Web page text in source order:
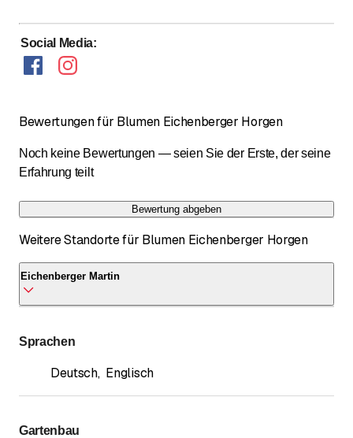
Social Media:
Bewertungen für Blumen Eichenberger Horgen
Noch keine Bewertungen — seien Sie der Erste, der seine
Erfahrung teilt
Bewertung abgeben
Weitere Standorte für Blumen Eichenberger Horgen
Eichenberger Martin
Hubstrasse 25
8942 Oberrieden
Anrufen
Sprachen
Deutsch, Englisch
Gartenbau